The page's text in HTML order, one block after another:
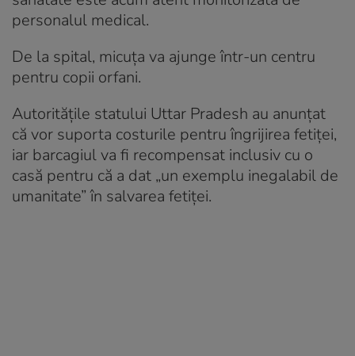
personalul medical.
De la spital, micuța va ajunge într-un centru
pentru copii orfani.
Autoritățile statului Uttar Pradesh au anunțat
că vor suporta costurile pentru îngrijirea fetiței,
iar barcagiul va fi recompensat inclusiv cu o
casă pentru că a dat „un exemplu inegalabil de
umanitate” în salvarea fetiței.